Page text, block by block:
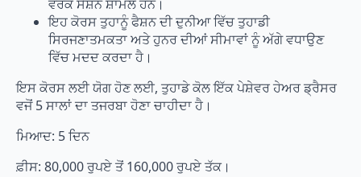
ਵਰਕ ਸੈਸ਼ਨ ਸ਼ਾਮਲ ਹਨ।
ਇਹ ਕੋਰਸ ਤੁਹਾਨੂੰ ਫੈਸ਼ਨ ਦੀ ਦੁਨੀਆ ਵਿੱਚ ਤੁਹਾਡੀ
ਸਿਰਜਣਾਤਮਕਤਾ ਅਤੇ ਹੁਨਰ ਦੀਆਂ ਸੀਮਾਵਾਂ ਨੂੰ ਅੱਗੇ ਵਧਾਉਣ
ਵਿੱਚ ਮਦਦ ਕਰਦਾ ਹੈ।
ਇਸ ਕੋਰਸ ਲਈ ਯੋਗ ਹੋਣ ਲਈ, ਤੁਹਾਡੇ ਕੋਲ ਇੱਕ ਪੇਸ਼ੇਵਰ ਹੇਅਰ ਡ੍ਰੈਸਰ
ਵਜੋਂ 5 ਸਾਲਾਂ ਦਾ ਤਜਰਬਾ ਹੋਣਾ ਚਾਹੀਦਾ ਹੈ।
ਮਿਆਦ: 5 ਦਿਨ
ਫ਼ੀਸ: 80,000 ਰੁਪਏ ਤੋਂ 160,000 ਰੁਪਏ ਤੱਕ।